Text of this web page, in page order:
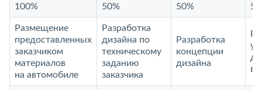
100%
50%
50%
Размещение
предоставленных
заказчиком
материалов
на автомобиле
Разработка
дизайна по
техническому
заданию
заказчика
Разработка
концепции
дизайна